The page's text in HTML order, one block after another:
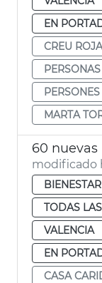
EN
CREU ROJA
MARTA
modificado
TODAS
VALENCIA
EN
CASA